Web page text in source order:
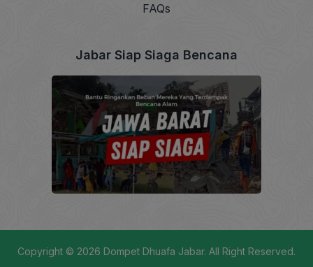
FAQs
Jabar Siap Siaga Bencana
Copyright © 2026 Dompet Dhuafa Jabar. All Right Reserved.